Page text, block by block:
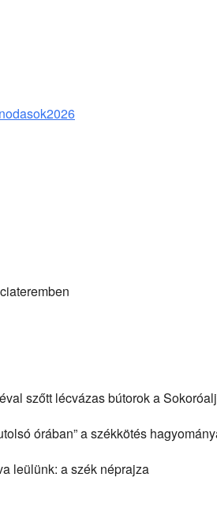
szőtt lécvázas bútorok a
órában” a székkötés
leülünk: a szék néprajza